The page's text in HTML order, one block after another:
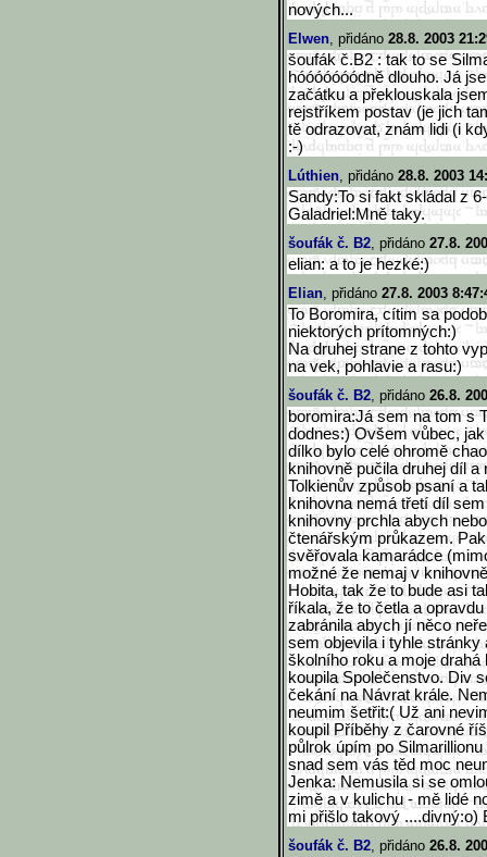
nových...
Elwen, přidáno 28.8. 2003
šoufák č.B2 : tak to se
hóóóóóóódně dlouho. Já
začátku a překlouskala
rejstříkem postav (je jich
tě odrazovat, znám lidi (i
:-)
Lúthien, přidáno 28.8. 2003
Sandy:To si fakt skládal z
Galadriel:Mně taky.
šoufák č. B2, přidáno 27.8.
elian: a to je hezké:)
Elian, přidáno 27.8. 2003
To Boromira, cítim sa
niektorých prítomných:)
Na druhej strane z tohto
na vek, pohlavie a rasu:)
šoufák č. B2, přidáno 26.8.
boromira:Já sem na tom s
dodnes:) Ovšem vůbec,
dílko bylo celé ohromě
knihovně pučila druhej díl
Tolkienův způsob psaní a
knihovna nemá třetí díl
knihovny prchla abych
čtenářským průkazem.
svěřovala kamarádce
možné že nemaj v
Hobita, tak že to bude asi
říkala, že to četla a
zabránila abych jí něco
sem objevila i tyhle
školního roku a moje
koupila Společenstvo. Div
čekání na Návrat krále.
neumim šetřit:( Už ani
koupil Příběhy z čarovné
půlrok úpím po
snad sem vás těd moc
Jenka: Nemusila si se
zimě a v kulichu - mě lidé
mi přišlo takový ....divný:o)
šoufák č. B2, přidáno 26.8.